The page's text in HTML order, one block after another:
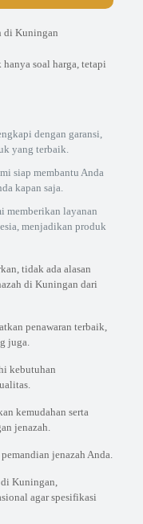
soal harga, tetapi
dengan garansi,
yang terbaik.
siap membantu Anda
kapan saja.
memberikan layanan
menjadikan produk
tidak ada alasan
di Kuningan dari
penawaran terbaik,
juga.
kebutuhan
kemudahan serta
jenazah.
jenazah Anda.
di Kuningan,
agar spesifikasi